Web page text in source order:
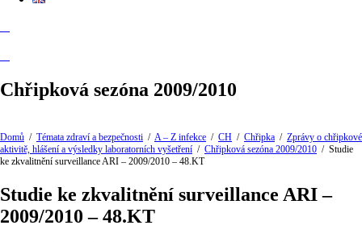
Chřipková sezóna 2009/2010
Domů / Témata zdraví a bezpečnosti / A – Z infekce / CH / Chřipka / Zprávy o chřipkové
aktivitě, hlášení a výsledky laboratorních vyšetření / Chřipková sezóna 2009/2010 / Studie
ke zkvalitnění surveillance ARI – 2009/2010 – 48.KT
Studie ke zkvalitnění surveillance ARI –
2009/2010 – 48.KT